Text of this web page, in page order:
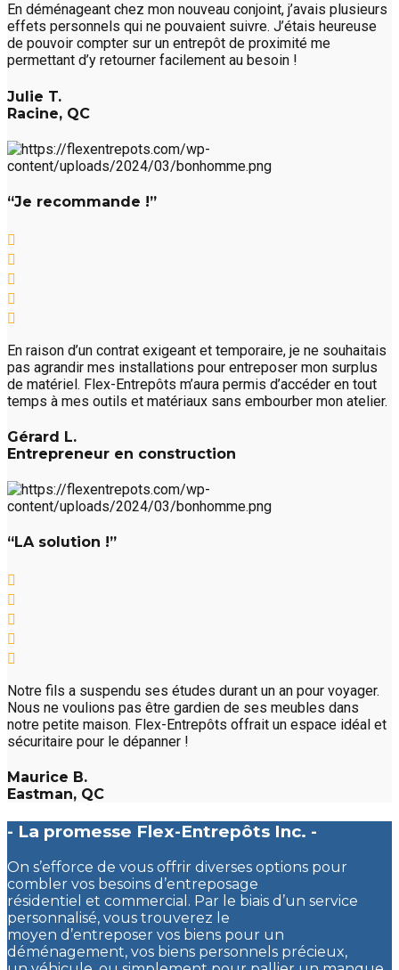
En déménageant chez mon nouveau conjoint, j’avais plusieurs
effets personnels qui ne pouvaient suivre. J’étais heureuse
de pouvoir compter sur un entrepôt de proximité me
permettant d’y retourner facilement au besoin !
Julie T.
Racine, QC
“Je recommande !”
En raison d’un contrat exigeant et temporaire, je ne souhaitais
pas agrandir mes installations pour entreposer mon surplus
de matériel. Flex-Entrepôts m’aura permis d’accéder en tout
temps à mes outils et matériaux sans embourber mon atelier.
Gérard L.
Entrepreneur en construction
“LA solution !”
Notre fils a suspendu ses études durant un an pour voyager.
Nous ne voulions pas être gardien de ses meubles dans
notre petite maison. Flex-Entrepôts offrait un espace idéal et
sécuritaire pour le dépanner !
Maurice B.
Eastman, QC
- La promesse Flex-Entrepôts Inc. -
On s’efforce de vous offrir diverses options pour
combler vos besoins d’entreposage
résidentiel et commercial. Par le biais d’un service
personnalisé, vous trouverez le
moyen d’entreposer vos biens pour un
déménagement, vos biens personnels précieux,